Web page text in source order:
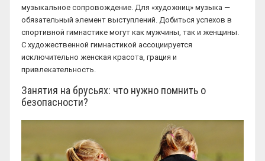
музыкальное сопровождение. Для «художниц» музыка —
обязательный элемент выступлений. Добиться успехов в
спортивной гимнастике могут как мужчины, так и женщины.
С художественной гимнастикой ассоциируется
исключительно женская красота, грация и
привлекательность.
Занятия на брусьях: что нужно помнить о
безопасности?